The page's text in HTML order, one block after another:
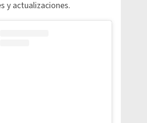
y actualizaciones.